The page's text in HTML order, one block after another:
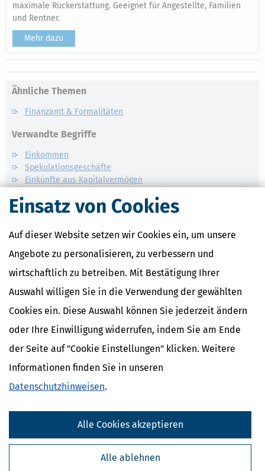
Einsatz von Cookies
Auf dieser Website setzen wir Cookies ein, um unsere
Angebote zu personalisieren, zu verbessern und
wirtschaftlich zu betreiben. Mit Bestätigung Ihrer
Auswahl willigen Sie in die Verwendung der gewählten
Cookies ein. Diese Auswahl können Sie jederzeit ändern
oder Ihre Einwilligung widerrufen, indem Sie am Ende
der Seite auf "Cookie Einstellungen" klicken. Weitere
Informationen finden Sie in unseren
Datenschutzhinweisen.
Alle ablehnen
Alle Cookies akzeptieren
maximale Rückerstattung. Geeignet für Angestellte, Familien
und Rentner.
Mehr dazu
Ähnliche Themen
Finanzamt & Formalitäten
Verwandte Begriffe
Einkommen
Spekulationsgeschäfte
Einkünfte aus Kapitalvermögen
Sonstige Einkünfte
Einkünfte aus Vermietung und
Progressionsvorbehalt
Kostenlose Steuertipps & News